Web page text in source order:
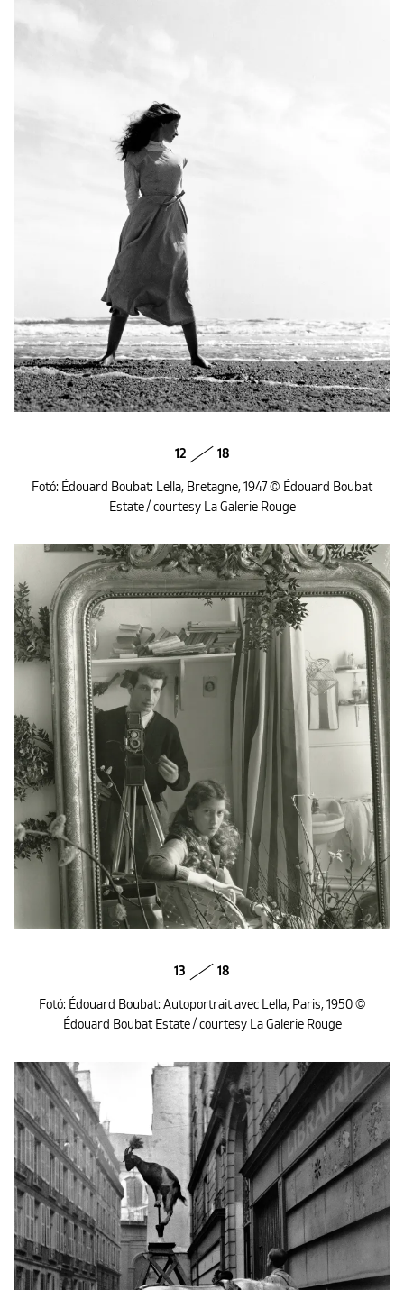
12 18
Fotó: Édouard Boubat: Lella, Bretagne, 1947 © Édouard Boubat
Estate / courtesy La Galerie Rouge
13 18
Fotó: Édouard Boubat: Autoportrait avec Lella, Paris, 1950 ©
Édouard Boubat Estate / courtesy La Galerie Rouge